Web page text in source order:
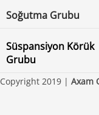
Soğutma Grubu
Süspansiyon Körük
Grubu
Copyright 2019 | Axam